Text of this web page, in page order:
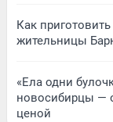
Как
жительницы
«Ела одни
новосибирцы —
ценой